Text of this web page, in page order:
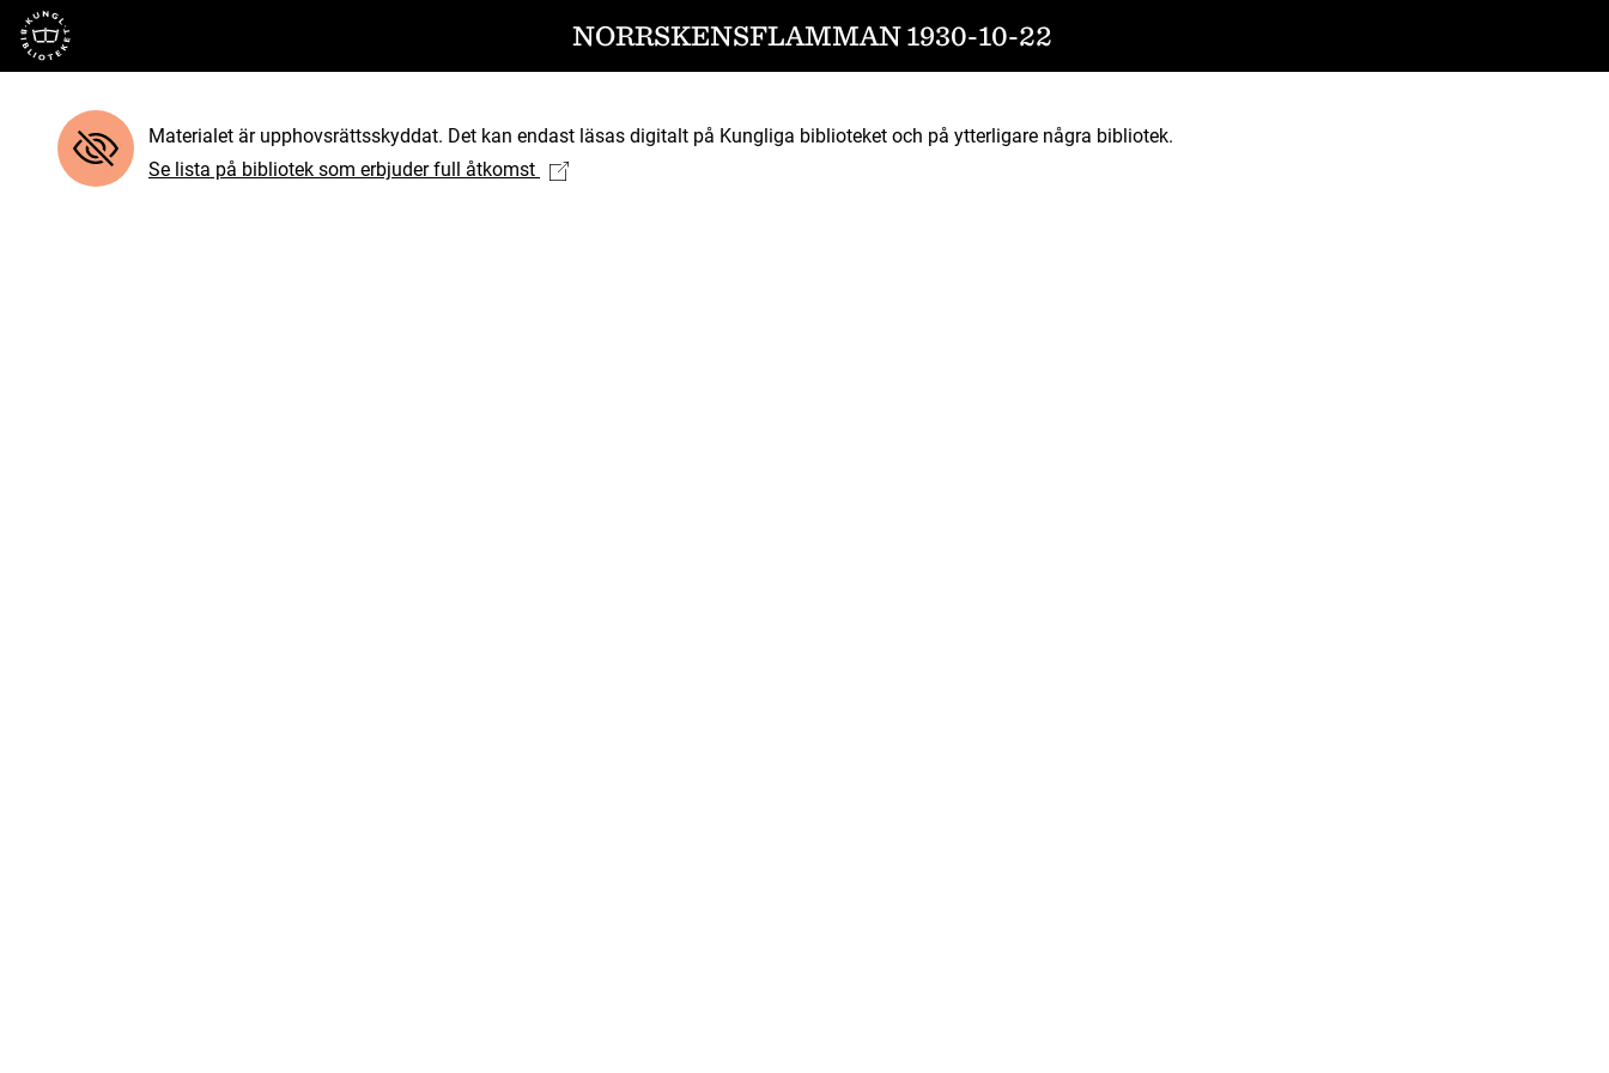
Till startsidan NORRSKENSFLAMMAN 1930-10-22
Materialet är upphovsrättsskyddat. Det kan endast läsas digitalt på Kungliga biblioteket och på ytterligare några bibliotek.
Se lista på bibliotek som erbjuder full åtkomst